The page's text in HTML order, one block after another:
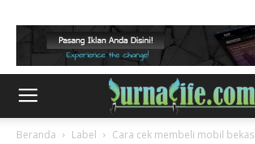
Beranda Label Cara cek membeli mobil bekas